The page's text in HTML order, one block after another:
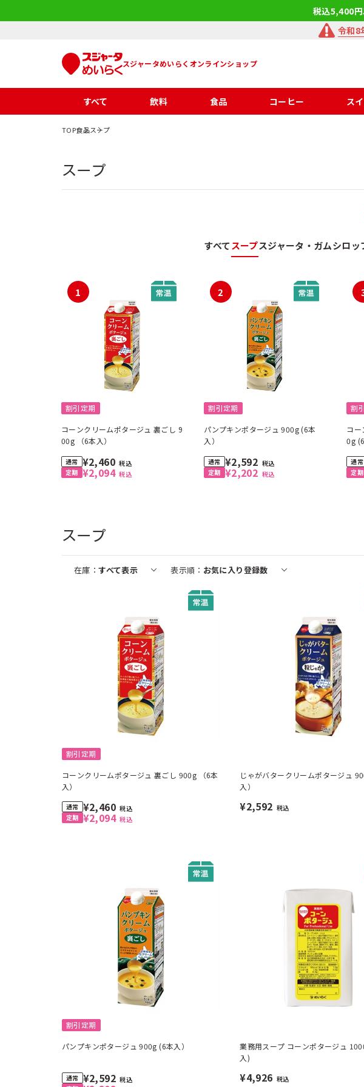
税込5,400
令和8
スジャータめいらくオンラインショップ
すべて 飲料 食品 コーヒー ス
TOP食品スープ
スープ
すべてスープスジャータ・ガムシロッ
1
割引定期
コーンクリームポタージュ 裏ごし 9
00g （6本入）
¥2,094 税込
¥2,460 税込
2
割引定期
パンプキンポタージュ 900g (6本
入）
¥2,202 税込
¥2,592 税込
割
コー
スープ
在庫 すべて表示 表示順 お気に入り登録数
割引定期
コーンクリームポタージュ 裏ごし 900g （6本
入）
¥2,094 税込
¥2,460 税込
じゃがバタークリームポタージュ
入）
¥2,592 税込
割引定期
パンプキンポタージュ 900g (6本入）
¥2,592 税込
業務用スープ コーンポタージュ
入)
¥4,926 税込